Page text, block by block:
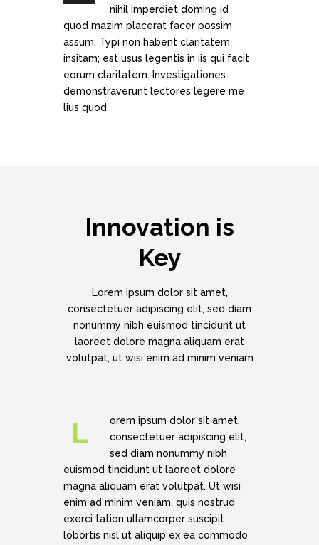
nihil imperdiet doming id
quod mazim placerat facer possim
assum. Typi non habent claritatem
insitam; est usus legentis in iis qui facit
eorum claritatem. Investigationes
demonstraverunt lectores legere me
lius quod.
Innovation is
Key
Lorem ipsum dolor sit amet,
consectetuer adipiscing elit, sed diam
nonummy nibh euismod tincidunt ut
laoreet dolore magna aliquam erat
volutpat, ut wisi enim ad minim veniam
L
orem ipsum dolor sit amet,
consectetuer adipiscing elit,
sed diam nonummy nibh
euismod tincidunt ut laoreet dolore
magna aliquam erat volutpat. Ut wisi
enim ad minim veniam, quis nostrud
exerci tation ullamcorper suscipit
lobortis nisl ut aliquip ex ea commodo